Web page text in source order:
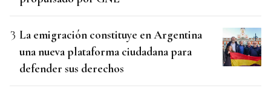
La emigración constituye en Argentina
una nueva plataforma ciudadana para
defender sus derechos